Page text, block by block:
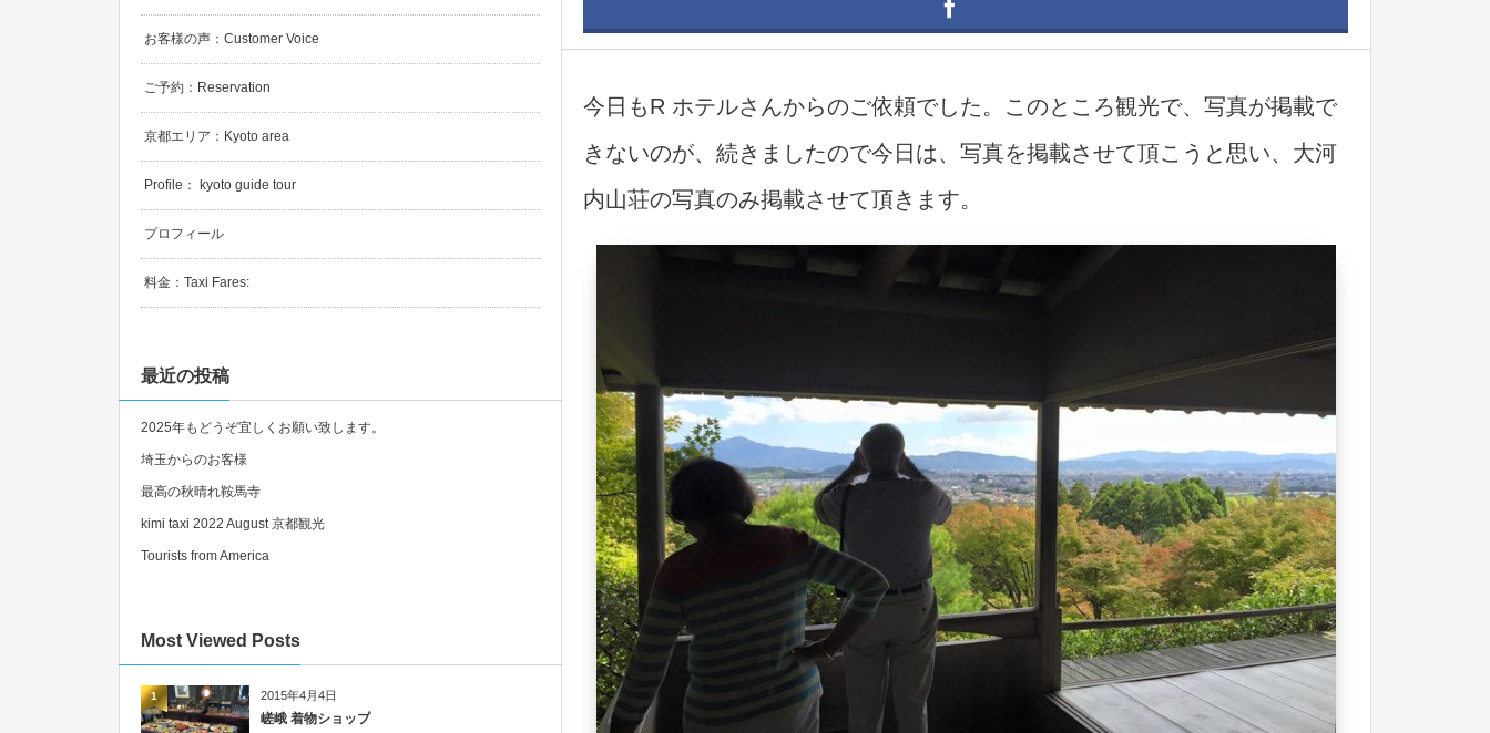
今日もR ホテルさんからのご依頼でした。このところ観光で、写真が掲載で
きないのが、続きましたので今日は、写真を掲載させて頂こうと思い、大河
内山荘の写真のみ掲載させて頂きます。
お客様の声：Customer Voice
ご予約：Reservation
京都エリア：Kyoto area
Profile： kyoto guide tour
プロフィール
料金：Taxi Fares:
最近の投稿
2025年もどうぞ宜しくお願い致します。
埼玉からのお客様
最高の秋晴れ鞍馬寺
kimi taxi 2022 August 京都観光
Tourists from America
Most Viewed Posts
2015年4月4日
嵯峨 着物ショップ
1